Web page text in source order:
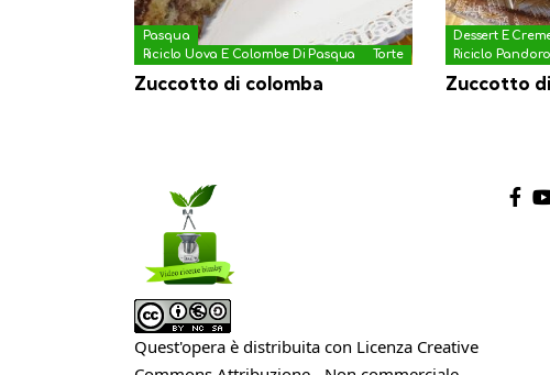
Pasqua
Riciclo Uova E Colombe Di Pasqua
Torte
Zuccotto di colomba
Dessert E
Riciclo
Zuccotto
Quest'opera è distribuita con Licenza Creative